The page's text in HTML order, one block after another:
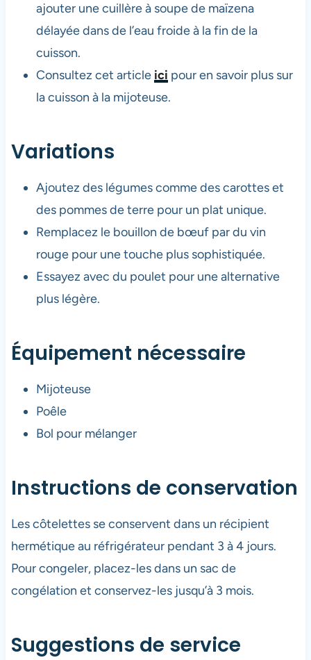
ajouter une cuillère à soupe de maïzena
délayée dans de l’eau froide à la fin de la
cuisson.
Consultez cet article ici pour en savoir plus sur
la cuisson à la mijoteuse.
Variations
Ajoutez des légumes comme des carottes et
des pommes de terre pour un plat unique.
Remplacez le bouillon de bœuf par du vin
rouge pour une touche plus sophistiquée.
Essayez avec du poulet pour une alternative
plus légère.
Équipement nécessaire
Mijoteuse
Poêle
Bol pour mélanger
Instructions de conservation
Les côtelettes se conservent dans un récipient
hermétique au réfrigérateur pendant 3 à 4 jours.
Pour congeler, placez-les dans un sac de
congélation et conservez-les jusqu’à 3 mois.
Suggestions de service